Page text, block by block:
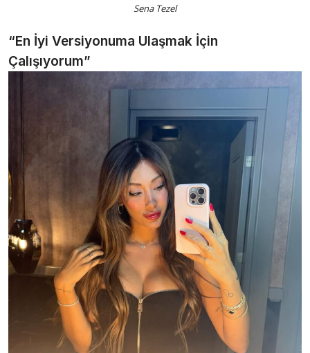
Sena Tezel
“En İyi Versiyonuma Ulaşmak İçin
Çalışıyorum”